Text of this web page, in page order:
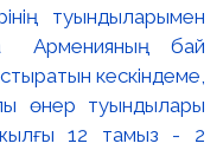
туындыларымен
Арменияның бай
кескіндеме,
өнер туындылары
12 тамыз - 2